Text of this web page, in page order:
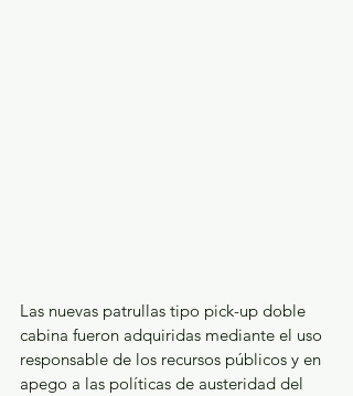
Las nuevas patrullas tipo pick-up doble
cabina fueron adquiridas mediante el uso
responsable de los recursos públicos y en
apego a las políticas de austeridad del